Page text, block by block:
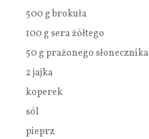
500 g brokuła
100 g sera żółtego
50 g prażonego słonecznika
2 jajka
koperek
sól
pieprz